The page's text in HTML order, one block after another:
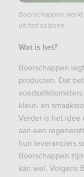
Boerschappen
uit het seizoen.
Wat is het?
Boerschappen
producten. Dat
kleur- en
Verder is het idee
aan een
hun leveranciers
Boerschappen
kán wel. Volgens